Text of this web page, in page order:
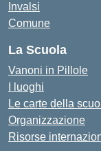
Invalsi
Comune
La Scuola
Vanoni in Pillole
I luoghi
Le carte della
Organizzazione
Risorse